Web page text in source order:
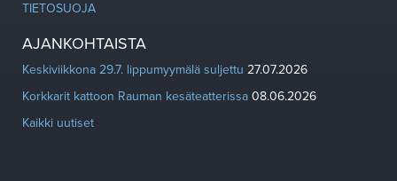
TIETOSUOJA
AJANKOHTAISTA
Keskiviikkona 29.7. lippumyymälä suljettu 27.07.2026
Korkkarit kattoon Rauman kesäteatterissa 08.06.2026
Kaikki uutiset